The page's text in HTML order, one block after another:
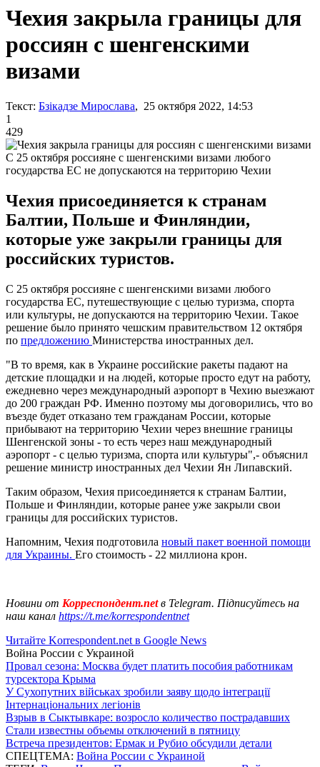
Чехия закрыла границы для
россиян с шенгенскими
визами
Текст: Бзікадзе Мирослава, 25 октября 2022, 14:53
1
429
С 25 октября россияне с шенгенскими визами любого
государства ЕС не допускаются на территорию Чехии
Чехия присоединяется к странам
Балтии, Польше и Финляндии,
которые уже закрыли границы для
российских туристов.
С 25 октября россияне с шенгенскими визами любого
государства ЕС, путешествующие с целью туризма, спорта
или культуры, не допускаются на территорию Чехии. Такое
решение было принято чешским правительством 12 октября
по предложению Министерства иностранных дел.
"В то время, как в Украине российские ракеты падают на
детские площадки и на людей, которые просто едут на работу,
ежедневно через международный аэропорт в Чехию выезжают
до 200 граждан РФ. Именно поэтому мы договорились, что во
въезде будет отказано тем гражданам России, которые
прибывают на территорию Чехии через внешние границы
Шенгенской зоны - то есть через наш международный
аэропорт - с целью туризма, спорта или культуры",- объяснил
решение министр иностранных дел Чехии Ян Липавский.
Таким образом, Чехия присоединяется к странам Балтии,
Польше и Финляндии, которые ранее уже закрыли свои
границы для российских туристов.
Напомним, Чехия подготовила новый пакет военной помощи
для Украины. Его стоимость - 22 миллиона крон.
Новини от Корреспондент.netв Telegram. Підписуйтесь на
наш канал https://t.me/korrespondentnet
Читайте Korrespondent.net в Google News
Война России с Украиной
Провал сезона: Москва будет платить пособия работникам
турсектора Крыма
У Сухопутних військах зробили заяву щодо інтеграції
Інтернаціональних легіонів
Взрыв в Сыктывкаре: возросло количество пострадавших
Стали известны объемы отключений в пятницу
Встреча президентов: Ермак и Рубио обсудили детали
СПЕЦТЕМА: Война России с Украиной